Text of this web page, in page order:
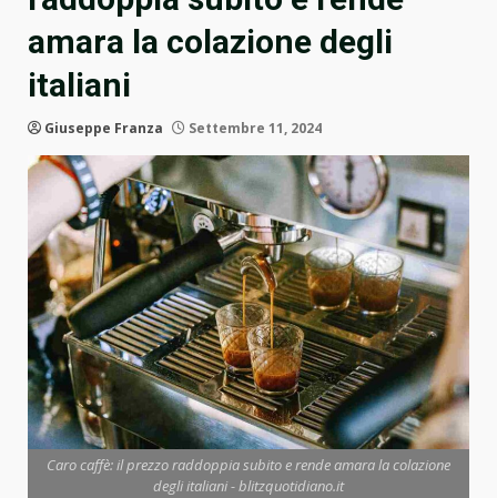
amara la colazione degli
italiani
Giuseppe Franza Settembre 11, 2024
Caro caffè: il prezzo raddoppia subito e rende amara la colazione
degli italiani - blitzquotidiano.it